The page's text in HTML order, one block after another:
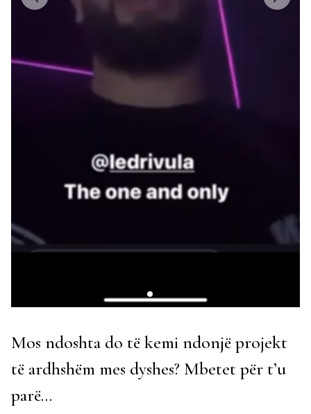
Mos ndoshta do të kemi ndonjë projekt
të ardhshëm mes dyshes? Mbetet për t’u
parë…